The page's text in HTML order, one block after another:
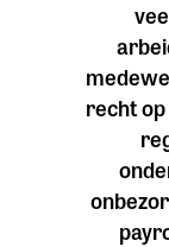
recht